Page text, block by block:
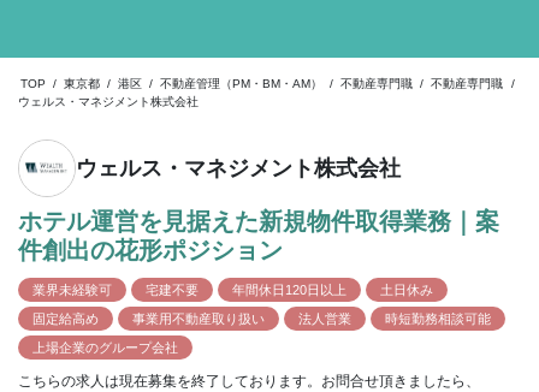
TOP / 東京都 / 港区 / 不動産管理（PM・BM・AM） / 不動産専門職 / 不動産専門職
/
ウェルス・マネジメント株式会社
ウェルス・マネジメント株式会社
ホテル運営を見据えた新規物件取得業務｜案
件創出の花形ポジション
業界未経験可 宅建不要 年間休日120日以上
土日休み
固定給高め
事業用不動産取り扱い 法人営業
時短勤務相談可能
上場企業のグループ会社
こちらの求人は現在募集を終了しております。お問合せ頂きましたら、